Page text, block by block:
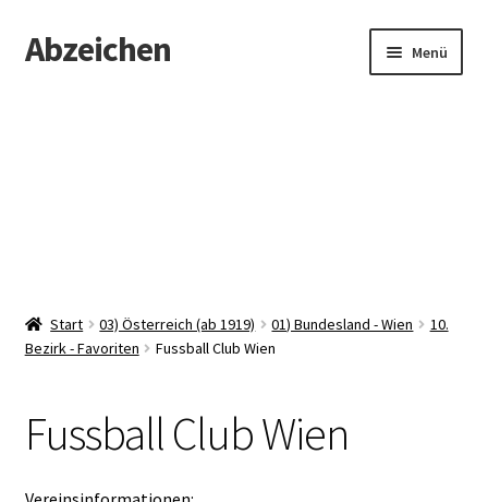
Zur
Navigation
Zum
Inhalt
Abzeichen Menü
Start 03) Österreich (ab 1919) 01) Bundesland - Wien
10.
Bezirk - Favoriten
Fussball Club Wien
Fussball Club Wien